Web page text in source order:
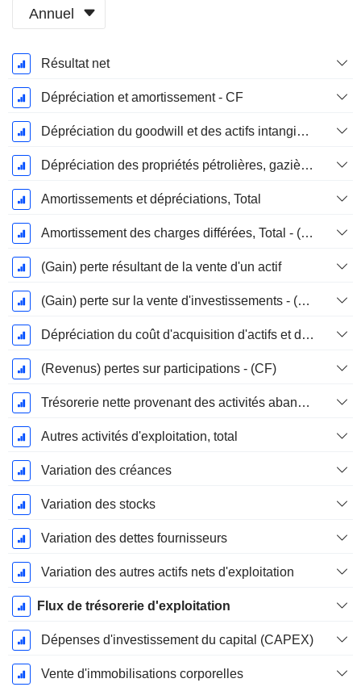
Annuel
Période
Fiscale:
Décembre
Résultat net
Dépréciation et amortissement - CF
Dépréciation du goodwill et des actifs intangibles
Dépréciation des propriétés pétrolières, gazières et minérales - (CF)
Amortissements et dépréciations, Total
Amortissement des charges différées, Total - (CF)
(Gain) perte résultant de la vente d'un actif
(Gain) perte sur la vente d'investissements - (CF)
Dépréciation du coût d'acquisition d'actifs et dépenses de restructuration
(Revenus) pertes sur participations - (CF)
Trésorerie nette provenant des activités abandonnées
Autres activités d'exploitation, total
Variation des créances
Variation des stocks
Variation des dettes fournisseurs
Variation des autres actifs nets d'exploitation
Flux de trésorerie d'exploitation
Dépenses d'investissement du capital (CAPEX)
Vente d'immobilisations corporelles